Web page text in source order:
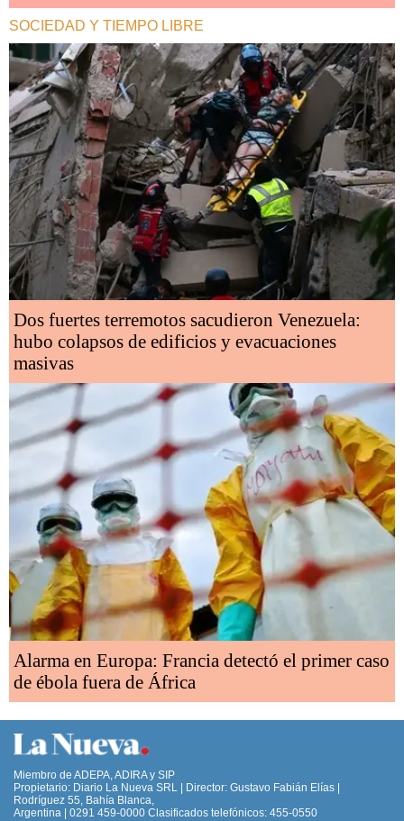
SOCIEDAD Y TIEMPO LIBRE
Dos fuertes terremotos sacudieron Venezuela:
hubo colapsos de edificios y evacuaciones
masivas
Alarma en Europa: Francia detectó el primer caso
de ébola fuera de África
Miembro de ADEPA, ADIRA y SIP
Propietario: Diario La Nueva SRL | Director: Gustavo Fabián Elías |
Rodríguez 55, Bahía Blanca,
Argentina | 0291 459-0000 Clasificados telefónicos: 455-0550